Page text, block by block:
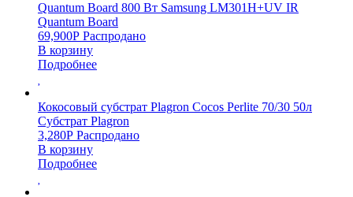
Quantum Board 800 Вт Samsung LM301H+UV IR
Quantum Board
69,900Р Распродано
В корзину
Подробнее
Кокосовый субстрат Plagron Cocos Perlite 70/30 50л
Субстрат Plagron
3,280Р Распродано
В корзину
Подробнее